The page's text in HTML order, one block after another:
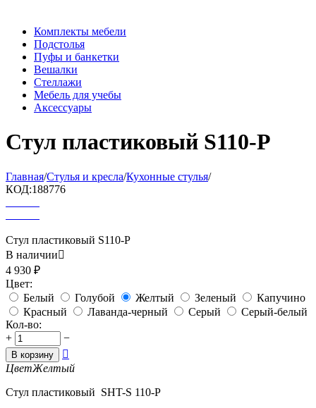
Комплекты мебели
Подстолья
Пуфы и банкетки
Вешалки
Стеллажи
Мебель для учебы
Аксессуары
Стул пластиковый S110-P
Главная/Стулья и кресла/Кухонные стулья/
КОД:188776
Стул пластиковый S110-P
В наличии
4 930 ₽
Цвет:
Белый
Голубой Желтый Зеленый
Капучино
Красный
Лаванда-черный Серый
Серый-белый
Кол-во:
+
−
В корзину

ЦветЖелтый
Стул пластиковый SHT-S 110-P